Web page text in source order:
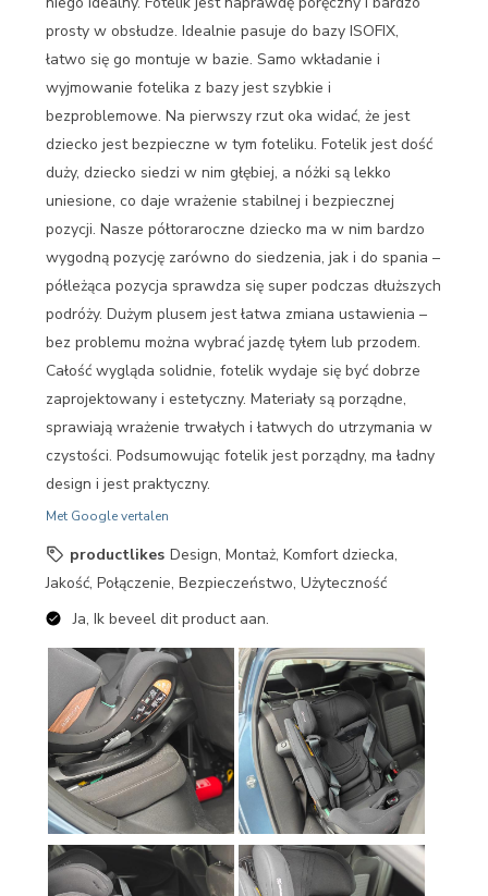
prosty w obsłudze. Idealnie pasuje do bazy ISOFIX,
łatwo się go montuje w bazie. Samo wkładanie i
wyjmowanie fotelika z bazy jest szybkie i
bezproblemowe. Na pierwszy rzut oka widać, że jest
dziecko jest bezpieczne w tym foteliku. Fotelik jest dość
duży, dziecko siedzi w nim głębiej, a nóżki są lekko
uniesione, co daje wrażenie stabilnej i bezpiecznej
pozycji. Nasze półtoraroczne dziecko ma w nim bardzo
wygodną pozycję zarówno do siedzenia, jak i do spania –
półleżąca pozycja sprawdza się super podczas dłuższych
podróży. Dużym plusem jest łatwa zmiana ustawienia –
bez problemu można wybrać jazdę tyłem lub przodem.
Całość wygląda solidnie, fotelik wydaje się być dobrze
zaprojektowany i estetyczny. Materiały są porządne,
sprawiają wrażenie trwałych i łatwych do utrzymania w
czystości. Podsumowując fotelik jest porządny, ma ładny
design i jest praktyczny.
Met Google vertalen
productlikes Design, Montaż, Komfort dziecka,
Jakość, Połączenie, Bezpieczeństwo, Użyteczność
Ja, Ik beveel dit product aan.